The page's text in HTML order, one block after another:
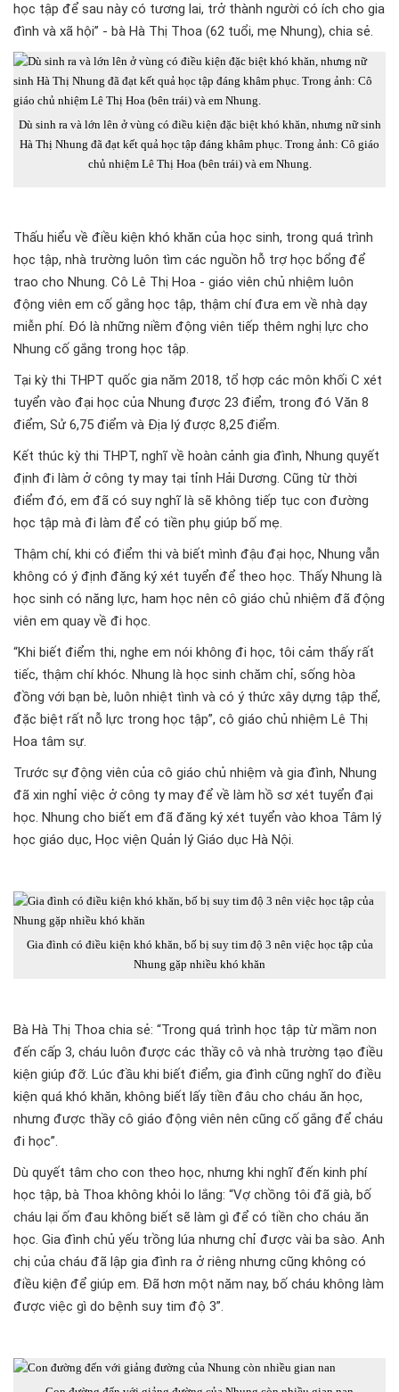
học tập để sau này có tương lai, trở thành người có ích cho gia
đình và xã hội” - bà Hà Thị Thoa (62 tuổi, mẹ Nhung), chia sẻ.
Dù sinh ra và lớn lên ở vùng có điều kiện đặc biệt khó khăn, nhưng nữ sinh
Hà Thị Nhung đã đạt kết quả học tập đáng khâm phục. Trong ảnh: Cô giáo
chủ nhiệm Lê Thị Hoa (bên trái) và em Nhung.
Thấu hiểu về điều kiện khó khăn của học sinh, trong quá trình
học tập, nhà trường luôn tìm các nguồn hỗ trợ học bổng để
trao cho Nhung. Cô Lê Thị Hoa - giáo viên chủ nhiệm luôn
động viên em cố gắng học tập, thậm chí đưa em về nhà dạy
miễn phí. Đó là những niềm động viên tiếp thêm nghị lực cho
Nhung cố gắng trong học tập.
Tại kỳ thi THPT quốc gia năm 2018, tổ hợp các môn khối C xét
tuyển vào đại học của Nhung được 23 điểm, trong đó Văn 8
điểm, Sử 6,75 điểm và Địa lý được 8,25 điểm.
Kết thúc kỳ thi THPT, nghĩ về hoàn cảnh gia đình, Nhung quyết
định đi làm ở công ty may tại tỉnh Hải Dương. Cũng từ thời
điểm đó, em đã có suy nghĩ là sẽ không tiếp tục con đường
học tập mà đi làm để có tiền phụ giúp bố mẹ.
Thậm chí, khi có điểm thi và biết mình đậu đại học, Nhung vẫn
không có ý định đăng ký xét tuyển để theo học. Thấy Nhung là
học sinh có năng lực, ham học nên cô giáo chủ nhiệm đã động
viên em quay về đi học.
“Khi biết điểm thi, nghe em nói không đi học, tôi cảm thấy rất
tiếc, thậm chí khóc. Nhung là học sinh chăm chỉ, sống hòa
đồng với bạn bè, luôn nhiệt tình và có ý thức xây dựng tập thể,
đặc biệt rất nỗ lực trong học tập”, cô giáo chủ nhiệm Lê Thị
Hoa tâm sự.
Trước sự động viên của cô giáo chủ nhiệm và gia đình, Nhung
đã xin nghỉ việc ở công ty may để về làm hồ sơ xét tuyển đại
học. Nhung cho biết em đã đăng ký xét tuyển vào khoa Tâm lý
học giáo dục, Học viện Quản lý Giáo dục Hà Nội.
Gia đình có điều kiện khó khăn, bố bị suy tim độ 3 nên việc học tập của
Nhung gặp nhiều khó khăn
Bà Hà Thị Thoa chia sẻ: “Trong quá trình học tập từ mầm non
đến cấp 3, cháu luôn được các thầy cô và nhà trường tạo điều
kiện giúp đỡ. Lúc đầu khi biết điểm, gia đình cũng nghĩ do điều
kiện quá khó khăn, không biết lấy tiền đâu cho cháu ăn học,
nhưng được thầy cô giáo động viên nên cũng cố gắng để cháu
đi học”.
Dù quyết tâm cho con theo học, nhưng khi nghĩ đến kinh phí
học tập, bà Thoa không khỏi lo lắng: “Vợ chồng tôi đã già, bố
cháu lại ốm đau không biết sẽ làm gì để có tiền cho cháu ăn
học. Gia đình chủ yếu trồng lúa nhưng chỉ được vài ba sào. Anh
chị của cháu đã lập gia đình ra ở riêng nhưng cũng không có
điều kiện để giúp em. Đã hơn một năm nay, bố cháu không làm
được việc gì do bệnh suy tim độ 3”.